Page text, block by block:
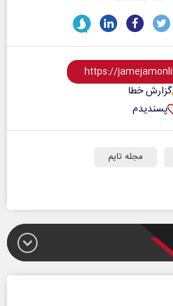
گزارش خطا
پسندیدم
مجله تایم